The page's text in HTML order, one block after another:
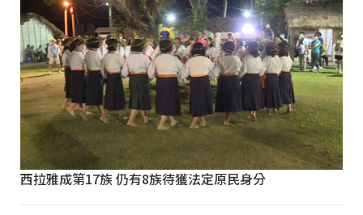
西拉雅成第17族 仍有8族待獲法定原民身分